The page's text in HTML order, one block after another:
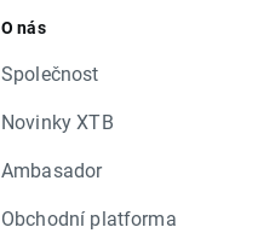
O nás
Společnost
Novinky XTB
Ambasador
Obchodní platforma